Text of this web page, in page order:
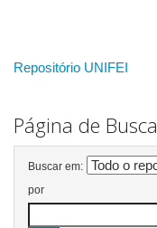
Repositório UNIFEI
Página de Busca
Buscar em:
por